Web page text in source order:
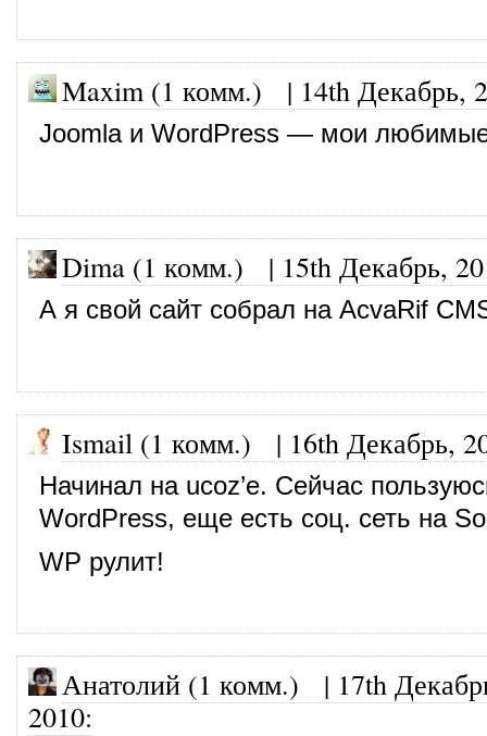
Maxim (1 комм.) | 14th Декабрь,
Joomla и WordPress — мои
Dima (1 комм.) | 15th Декабрь,
А я свой сайт собрал на AcvaRif
Ismail (1 комм.) | 16th Декабрь,
Начинал на ucoz’е. Сейчас
WordPress, еще есть соц. сеть на
WP рулит!
Анатолий (1 комм.) | 17th
2010: